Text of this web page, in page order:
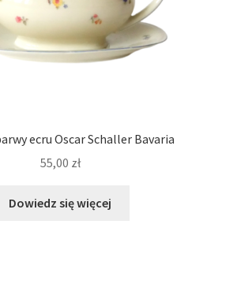
ecru Oscar Schaller Bavaria
55,00 zł
Dowiedz się więcej